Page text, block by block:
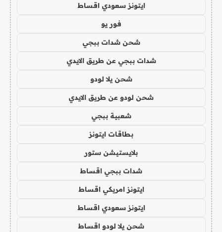
ايتونز سعودي اقساط
فور يو
شحن شدات ببجي
شدات ببجي عن طريق الايدي
شحن يلا لودو
شحن لودو عن طريق الايدي
شعبية ببجي
بطاقات ايتونز
بلايستيشن ستور
شدات ببجي اقساط
ايتونز امريكي اقساط
ايتونز سعودي اقساط
شحن يلا لودو اقساط